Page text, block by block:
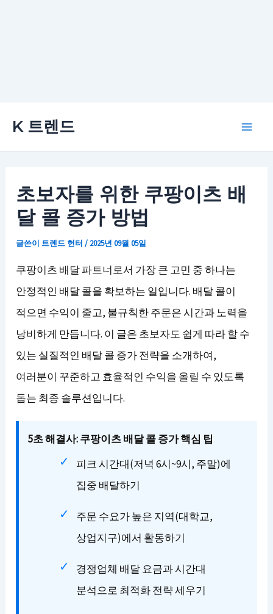
K 트렌드
초보자를 위한 쿠팡이츠 배
달 콜 증가 방법
글쓴이 트렌드 헌터/ 2025년 09월 05일
쿠팡이츠 배달 파트너로서 가장 큰 고민 중 하나는
안정적인 배달 콜을 확보하는 일입니다. 배달 콜이
적으면 수익이 줄고, 불규칙한 주문은 시간과 노력을
낭비하게 만듭니다. 이 글은 초보자도 쉽게 따라 할 수
있는 실질적인 배달 콜 증가 전략을 소개하여,
여러분이 꾸준하고 효율적인 수익을 올릴 수 있도록
돕는 최종 솔루션입니다.
5초 해결사: 쿠팡이츠 배달 콜 증가 핵심 팁
피크 시간대(저녁 6시~9시, 주말)에
집중 배달하기
주문 수요가 높은 지역(대학교,
상업지구)에서 활동하기
경쟁업체 배달 요금과 시간대
분석으로 최적화 전략 세우기